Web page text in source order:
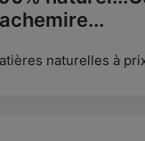
naturelles à